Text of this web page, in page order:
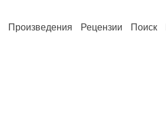
Произведения Рецензии Поиск